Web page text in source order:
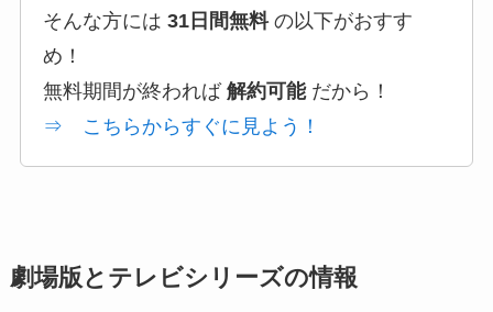
そんな方には 31日間無料の以下がおすす
め！
無料期間が終われば 解約可能だから！
⇒ こちらからすぐに見よう！
劇場版とテレビシリーズの情報